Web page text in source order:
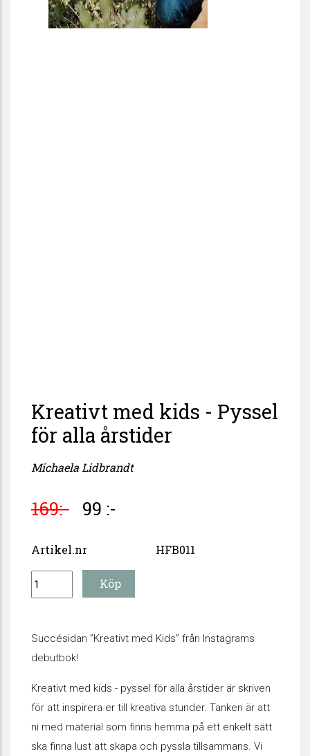
Kreativt med kids - Pyssel
för alla årstider
Michaela Lidbrandt
169:- 99 :-
Artikel.nr HFB011
Succésidan ”Kreativt med Kids” från Instagrams
debutbok!
Kreativt med kids - pyssel för alla årstider är skriven
för att inspirera er till kreativa stunder. Tanken är att
ni med material som finns hemma på ett enkelt sätt
ska finna lust att skapa och pyssla tillsammans. Vi